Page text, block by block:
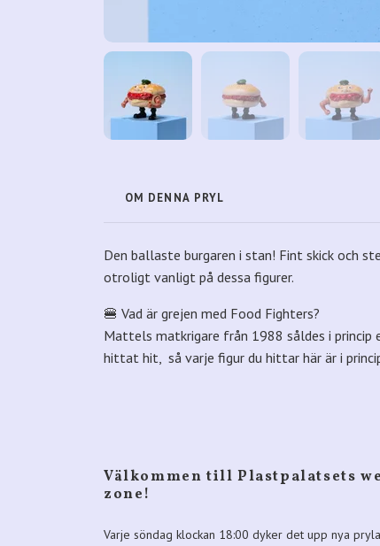
OM DENNA PRYL
Den ballaste burgaren i stan! Fint skick och
otroligt vanligt på dessa figurer.
🍔 Vad är grejen med Food Fighters?
Mattels matkrigare från 1988 såldes i princip
hittat hit, så varje figur du hittar här är i
Välkommen till Plastpalatsets
zone!
Varje söndag klockan 18:00 dyker det upp nya